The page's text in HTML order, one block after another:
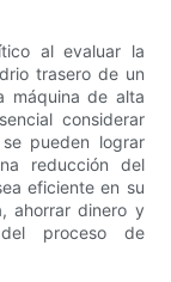
al evaluar la
trasero de un
máquina de alta
considerar
pueden lograr
reducción del
eficiente en su
ahorrar dinero y
proceso de